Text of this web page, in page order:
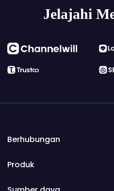
Jelajahi
Berhubungan
Produk